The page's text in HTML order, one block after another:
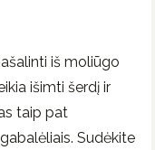
iš moliūgo
išimti šerdį ir
taip pat
Sudėkite